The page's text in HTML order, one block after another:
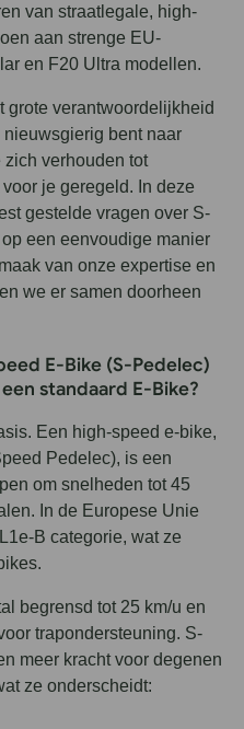
van straatlegale, high-
aan strenge EU-
en F20 Ultra modellen.
grote verantwoordelijkheid
bent naar
zich verhouden tot
je geregeld. In deze
gestelde vragen over S-
een eenvoudige manier
van onze expertise en
we er samen doorheen
E-Bike (S-Pedelec)
standaard E-Bike?
Een high-speed e-bike,
Pedelec), is een
om snelheden tot 45
In de Europese Unie
B categorie, wat ze
begrensd tot 25 km/u en
trapondersteuning. S-
meer kracht voor degenen
ze onderscheidt: